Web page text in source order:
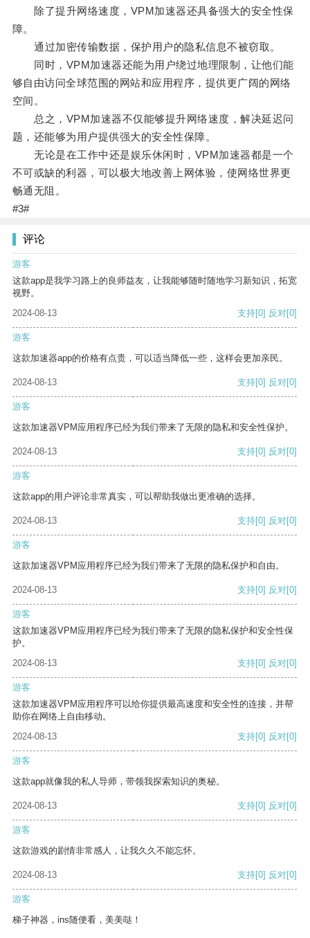
除了提升网络速度，VPM加速器还具备强大的安全性保
障。
通过加密传输数据，保护用户的隐私信息不被窃取。
同时，VPM加速器还能为用户绕过地理限制，让他们能
够自由访问全球范围的网站和应用程序，提供更广阔的网络
空间。
总之，VPM加速器不仅能够提升网络速度，解决延迟问
题，还能够为用户提供强大的安全性保障。
无论是在工作中还是娱乐休闲时，VPM加速器都是一个
不可或缺的利器，可以极大地改善上网体验，使网络世界更
畅通无阻。
#3#
评论
游客
这款app是我学习路上的良师益友，让我能够随时随地学习新知识，拓宽
视野。
2024-08-13
支持[0] 反对[0]
游客
这款加速器app的价格有点贵，可以适当降低一些，这样会更加亲民。
2024-08-13 支持[0] 反对[0]
游客
这款加速器VPM应用程序已经为我们带来了无限的隐私和安全性保护。
2024-08-13 支持[0] 反对[0]
游客
这款app的用户评论非常真实，可以帮助我做出更准确的选择。
2024-08-13 支持[0] 反对[0]
游客
这款加速器VPM应用程序已经为我们带来了无限的隐私保护和自由。
2024-08-13 支持[0] 反对[0]
游客
这款加速器VPM应用程序已经为我们带来了无限的隐私保护和安全性保
护。
2024-08-13
支持[0] 反对[0]
游客
这款加速器VPM应用程序可以给你提供最高速度和安全性的连接，并帮
助你在网络上自由移动。
2024-08-13
支持[0] 反对[0]
游客
这款app就像我的私人导师，带领我探索知识的奥秘。
2024-08-13 支持[0] 反对[0]
游客
这款游戏的剧情非常感人，让我久久不能忘怀。
2024-08-13 支持[0] 反对[0]
游客
梯子神器，ins随便看，美美哒！